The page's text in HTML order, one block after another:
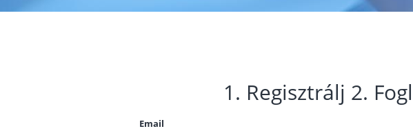
1. Regisztrálj 2.
Email